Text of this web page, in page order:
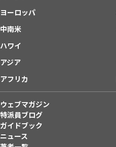
ヨーロッパ
中南米
ハワイ
アジア
アフリカ
ウェブマガジン
特派員ブログ
ガイドブック
ニュース